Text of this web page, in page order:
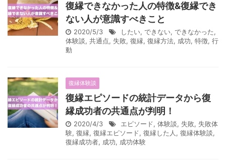
復縁できなかった人の特徴&復縁でき
ない人が意識すべきこと
2020/5/3 したい, できない, できなかった,
体験談, 共通点, 失敗, 復縁, 復縁方法, 成功, 特徴, 行
動
復縁体験談
復縁エピソードの統計データから復
縁成功者の共通点が判明！
2020/4/3 エピソード, 体験談, 失敗, 失敗体
験, 復縁, 復縁エピソード, 復縁した人 , 復縁体験談,
復縁成功者, 成功, 成功体験